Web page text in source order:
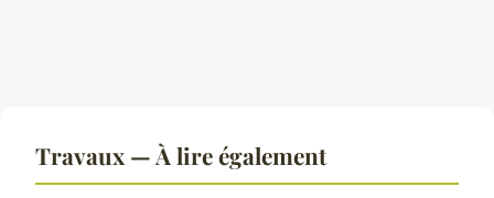
Travaux — À lire également